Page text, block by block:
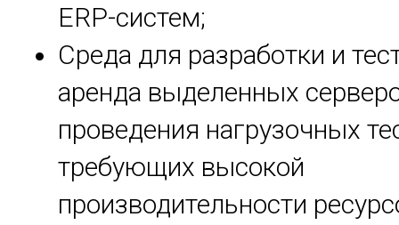
ЕRP-систем;
Среда для разработки и
аренда выделенных
проведения нагрузочных
требующих высокой
производительности